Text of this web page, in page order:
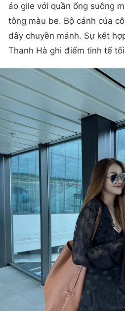
áo gile với quần ống suông
tông màu be. Bộ cánh của
dây chuyền mảnh. Sự kết
Thanh Hà ghi điểm tinh tế